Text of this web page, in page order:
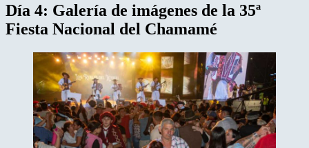
Día 4: Galería de imágenes de la 35ª
Fiesta Nacional del Chamamé